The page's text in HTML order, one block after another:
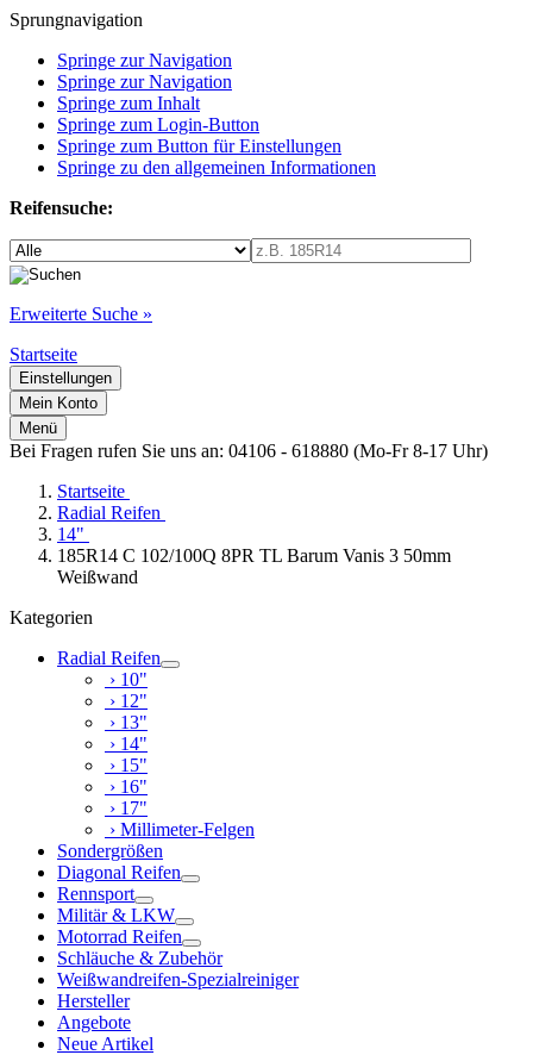
Sprungnavigation
Springe zur Navigation
Springe zur Navigation
Springe zum Inhalt
Springe zum Login-Button
Springe zum Button für Einstellungen
Springe zu den allgemeinen Informationen
Reifensuche:
Erweiterte Suche »
Startseite
Einstellungen
Mein Konto
Menü
Bei Fragen rufen Sie uns an: 04106 - 618880 (Mo-Fr 8-17 Uhr)
Startseite
Radial Reifen
14"
185R14 C 102/100Q 8PR TL Barum Vanis 3 50mm
Weißwand
Kategorien
Radial Reifen
› 10"
› 12"
› 13"
› 14"
› 15"
› 16"
› 17"
› Millimeter-Felgen
Sondergrößen
Diagonal Reifen
Rennsport
Militär & LKW
Motorrad Reifen
Schläuche & Zubehör
Weißwandreifen-Spezialreiniger
Hersteller
Angebote
Neue Artikel